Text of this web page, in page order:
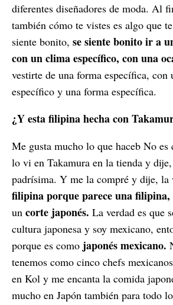
diferentes diseñadores de moda. Al
también cómo te vistes es algo que
siente bonito, se siente bonito ir a
con un clima específico, con una
vestirte de una forma específica, con
específico y una forma específica.
¿Y esta filipina hecha con
Me gusta mucho lo que haceb No
lo vi en Takamura en la tienda y
padrísima. Y me la compré y dije, la
filipina porque parece una filipina,
un corte japonés. La verdad es que
cultura japonesa y soy mexicano,
porque es como japonés mexicano.
tenemos como cinco chefs
en Kol y me encanta la comida
mucho en Japón también para todo